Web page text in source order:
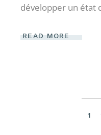
développer un état
READ MORE
1